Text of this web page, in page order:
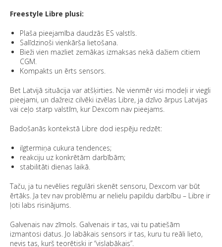
Freestyle Libre plusi:
Plaša pieejamība daudzās ES valstīs.
Salīdzinoši vienkārša lietošana.
Bieži vien mazliet zemākas izmaksas nekā dažiem citiem
CGM.
Kompakts un ērts sensors.
Bet Latvijā situācija var atšķirties. Ne vienmēr visi modeļi ir viegli
pieejami, un dažreiz cilvēki izvēlas Libre, ja dzīvo ārpus Latvijas
vai ceļo starp valstīm, kur Dexcom nav pieejams.
Badošanās kontekstā Libre dod iespēju redzēt:
ilgtermiņa cukura tendences;
reakciju uz konkrētām darbībām;
stabilitāti dienas laikā.
Taču, ja tu nevēlies regulāri skenēt sensoru, Dexcom var būt
ērtāks. Ja tev nav problēmu ar nelielu papildu darbību – Libre ir
ļoti labs risinājums.
Galvenais nav zīmols. Galvenais ir tas, vai tu patiešām
izmantosi datus. Jo labākais sensors ir tas, kuru tu reāli lieto,
nevis tas, kurš teorētiski ir “vislabākais”.